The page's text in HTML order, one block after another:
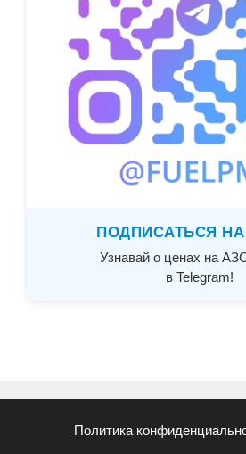
ПОДПИСАТЬСЯ
Узнавай о ценах на
в Telegram!
Политика